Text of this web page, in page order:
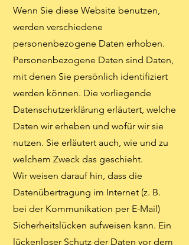
Wenn Sie diese Website benutzen,
werden verschiedene
personenbezogene Daten erhoben.
Personenbezogene Daten sind Daten,
mit denen Sie persönlich identifiziert
werden können. Die vorliegende
Datenschutzerklärung erläutert, welche
Daten wir erheben und wofür wir sie
nutzen. Sie erläutert auch, wie und zu
welchem Zweck das geschieht.
Wir weisen darauf hin, dass die
Datenübertragung im Internet (z. B.
bei der Kommunikation per E-Mail)
Sicherheitslücken aufweisen kann. Ein
lückenloser Schutz der Daten vor dem